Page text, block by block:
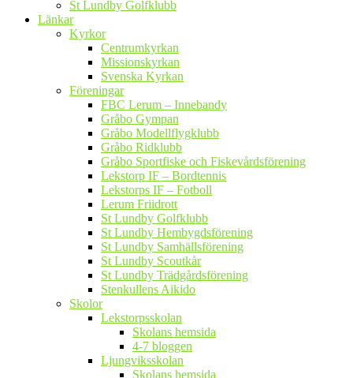
St Lundby Golfklubb
Länkar
Kyrkor
Centrumkyrkan
Missionskyrkan
Svenska Kyrkan
Föreningar
FBC Lerum – Innebandy
Gråbo Gympan
Gråbo Modellflygklubb
Gråbo Ridklubb
Gråbo Sportfiske och Fiskevårdsförening
Lekstorp IF – Bordtennis
Lekstorps IF – Fotboll
Lerum Friidrott
St Lundby Golfklubb
St Lundby Hembygdsförening
St Lundby Samhällsförening
St Lundby Scoutkår
St Lundby Trädgårdsförening
Stenkullens Aikido
Skolor
Lekstorpsskolan
Skolans hemsida
4-7 bloggen
Ljungviksskolan
Skolans hemsida